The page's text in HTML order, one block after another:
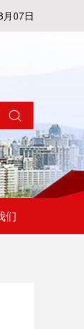
07日
们